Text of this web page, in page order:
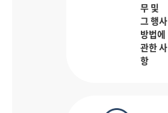
무 및
그 행사
방법에
관한 사
항